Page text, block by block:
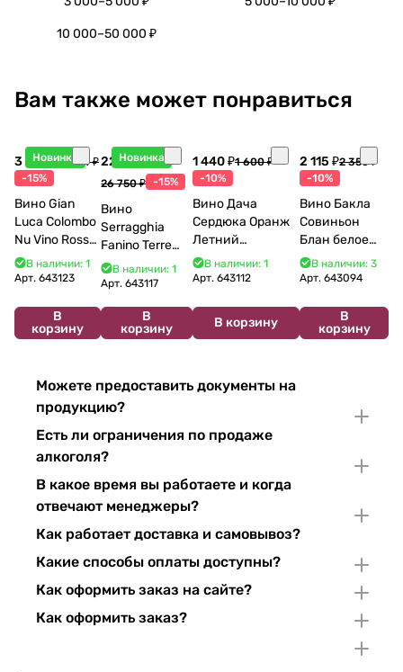
10 000–50 000 ₽
Вам также может понравиться
Новинка
3 998 ₽4 704 ₽
-15%
Вино Gian
Luca Colombo
Nu Vino Rosso
2025 750 мл
В наличии: 1
Арт. 643123
В
корзину
Новинка
22 738 ₽
26 750 ₽ -15%
Вино
Serragghia
Fanino Terre
Siciliane IGP
2022 750 мл
В наличии: 1
Арт.643117
В
корзину
1 440 ₽1 600 ₽
-10%
Вино Дача
Сердюка Оранж
Летний
Сибирьковый
2024 750 мл
В наличии: 1
Арт. 643112
В корзину
2 115 ₽2 350 ₽
-10%
Вино Бакла
Совиньон
Блан белое
сухое 750 мл
12%
В наличии: 3
Арт.643094
В
корзину
Можете предоставить документы на
продукцию?
Есть ли ограничения по продаже
алкоголя?
В какое время вы работаете и когда
отвечают менеджеры?
Как работает доставка и самовывоз?
Какие способы оплаты доступны?
Как оформить заказ на сайте?
Как оформить заказ?